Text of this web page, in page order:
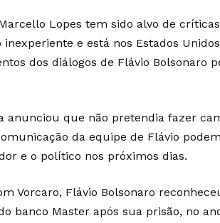
Lopes tem sido alvo de
e está nos Estados
dos diálogos de Flávio Bolsonaro
anunciou que não pretendia fazer
da equipe de Flávio
e o político nos próximos dias.
Vorcaro, Flávio Bolsonaro
banco Master após sua prisão, no